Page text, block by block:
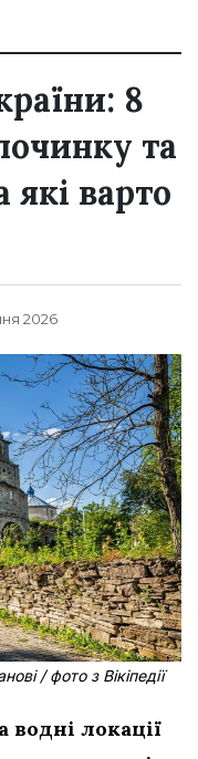
8
та
варто
2026
/ фото з Вікіпедії
водні локації